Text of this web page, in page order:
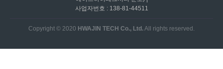
사업자번호 : 138-81-44511
Copyright © 2020 HWAJIN TECH Co., Ltd.All rights reserved.